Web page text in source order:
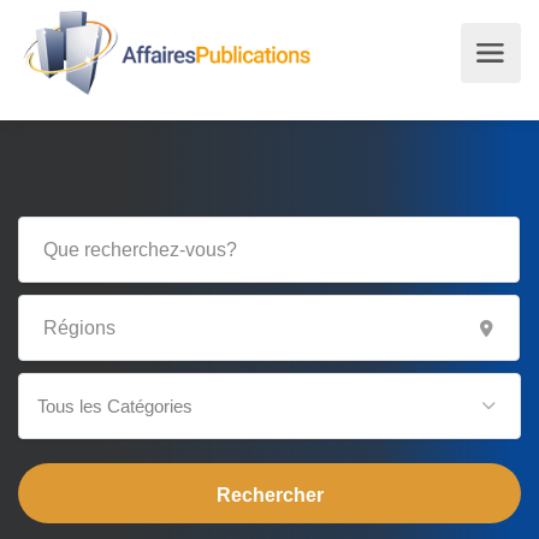
Tous les Catégories